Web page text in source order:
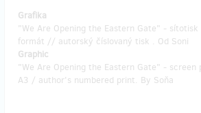
Grafika
"We Are Opening the Eastern Gate" -
formát // autorský číslovaný tisk . Od Soni
Graphic
"We Are Opening the Eastern Gate" -
A3 / author's numbered print. By Soňa